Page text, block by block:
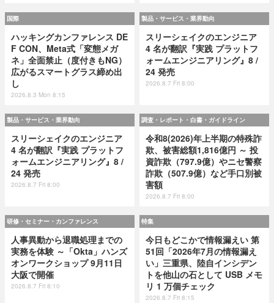
国際
ハッキングカンファレンス DE
F CON、Meta式「変態メガ
ネ」全面禁止（度付きもNG）
広がるスマートグラス締め出
し
2026.8.3 Mon 8:15
製品・サービス・業界動向
スリーシェイクのエンジニア
4 名が翻訳『実践 プラットフ
ォームエンジニアリング』8 /
24 発売
2026.8.7 Fri 8:00
製品・サービス・業界動向
スリーシェイクのエンジニア
4 名が翻訳『実践 プラットフ
ォームエンジニアリング』8 /
24 発売
2026.8.7 Fri 8:00
調査・レポート・白書・ガイドライン
令和8(2026)年上半期の特殊詐
欺、被害総額1,816億円 ～ 投
資詐欺（797.9億）やニセ警察
詐欺（507.9億）など手口別被
害額
2026.8.7 Fri 8:00
研修・セミナー・カンファレンス
人事異動から退職処理までの
実務を体験 ～「Okta」ハンズ
オンワークショップ 9月11日
大阪で開催
2026.8.7 Fri 8:10
特集
今日もどこかで情報漏えい 第
51回「2026年7月の情報漏え
い」三重県、陸自インシデン
トを他山の石として USB メモ
リ 1 万個チェック
2026.8.7 Fri 8:15